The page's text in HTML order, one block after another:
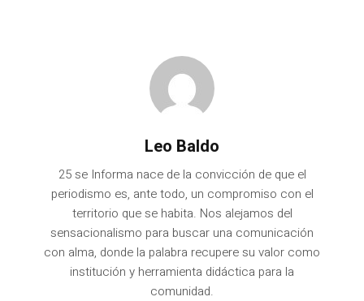
Leo Baldo
25 se Informa nace de la convicción de que el
periodismo es, ante todo, un compromiso con el
territorio que se habita. Nos alejamos del
sensacionalismo para buscar una comunicación
con alma, donde la palabra recupere su valor como
institución y herramienta didáctica para la
comunidad.